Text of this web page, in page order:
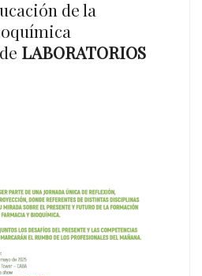
de la
LABORATORIOS